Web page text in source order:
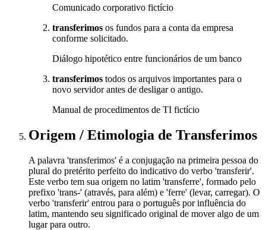
Comunicado corporativo fictício
transferimos os fundos para a conta da empresa
conforme solicitado.
Diálogo hipotético entre funcionários de um banco
transferimos todos os arquivos importantes para o
novo servidor antes de desligar o antigo.
Manual de procedimentos de TI fictício
Origem / Etimologia de Transferimos
A palavra 'transferimos' é a conjugação na primeira pessoa do
plural do pretérito perfeito do indicativo do verbo 'transferir'.
Este verbo tem sua origem no latim 'transferre', formado pelo
prefixo 'trans-' (através, para além) e 'ferre' (levar, carregar). O
verbo 'transferir' entrou para o português por influência do
latim, mantendo seu significado original de mover algo de um
lugar para outro.